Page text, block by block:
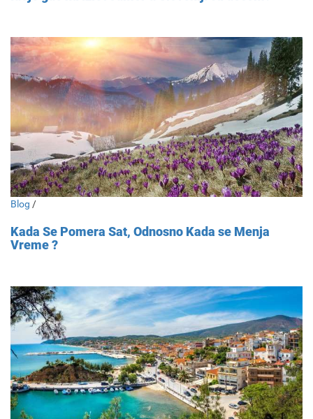
Blog /
Kada Se Pomera Sat, Odnosno Kada se Menja
Vreme ?